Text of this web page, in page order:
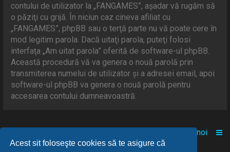
Acest sit foloseşte cookies să te asigure că
contului de utilizator la „FANGAMES”, aşadar vă rugăm să
o păziţi cu grijă. În niciun caz cineva afiliat cu
„FANGAMES”, phpBB sau o terţă parte nu vă poate cere în
mod legitim parola. Dacă uitaţi parola, puteţi folosi
interfaţa „Am uitat parola” oferită de software-ul phpBB.
Această procedură vă va genera o nouă parolă prin
transmiterea numelui de utilizator şi a adresei email, apoi
software-ul phpBB va genera o nouă parolă pentru
accesarea contului dumneavoastră.
Despre noi